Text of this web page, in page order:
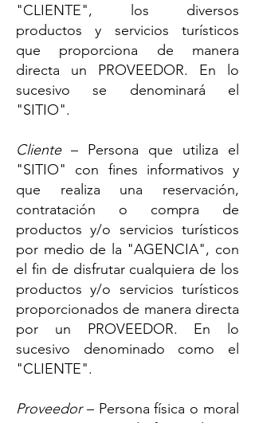
"CLIENTE", los diversos
productos y servicios turísticos
que proporciona de manera
directa un PROVEEDOR. En lo
sucesivo se denominará el
"SITIO". ​
Cliente – Persona que utiliza el
"SITIO" con fines informativos y
que realiza una reservación,
contratación o compra de
productos y/o servicios turísticos
por medio de la "AGENCIA", con
el fin de disfrutar cualquiera de los
productos y/o servicios turísticos
proporcionados de manera directa
por un PROVEEDOR. En lo
sucesivo denominado como el
"CLIENTE".​
Proveedor– Persona física o moral